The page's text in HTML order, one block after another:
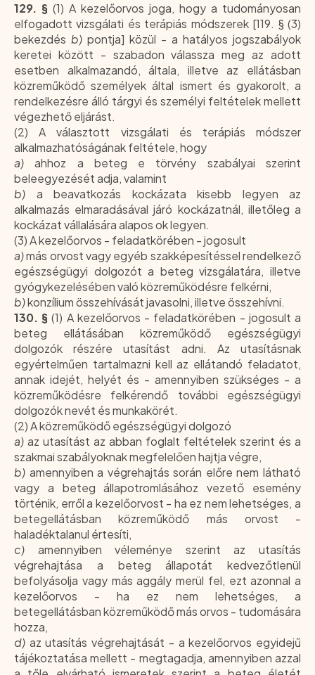
129. § (1) A kezelőorvos joga, hogy a tudományosan
elfogadott vizsgálati és terápiás módszerek [119. § (3)
bekezdés b) pontja] közül - a hatályos jogszabályok
keretei között - szabadon válassza meg az adott
esetben alkalmazandó, általa, illetve az ellátásban
közreműködő személyek által ismert és gyakorolt, a
rendelkezésre álló tárgyi és személyi feltételek mellett
végezhető eljárást.
(2) A választott vizsgálati és terápiás módszer
alkalmazhatóságának feltétele, hogy
a)ahhoz a beteg e törvény szabályai szerint
beleegyezését adja, valamint
b) a beavatkozás kockázata kisebb legyen az
alkalmazás elmaradásával járó kockázatnál, illetőleg a
kockázat vállalására alapos ok legyen.
(3) A kezelőorvos - feladatkörében - jogosult
a)más orvost vagy egyéb szakképesítéssel rendelkező
egészségügyi dolgozót a beteg vizsgálatára, illetve
gyógykezelésében való közreműködésre felkérni,
b)konzílium összehívását javasolni, illetve összehívni.
130. §(1) A kezelőorvos - feladatkörében - jogosult a
beteg ellátásában közreműködő egészségügyi
dolgozók részére utasítást adni. Az utasításnak
egyértelműen tartalmazni kell az ellátandó feladatot,
annak idejét, helyét és - amennyiben szükséges - a
közreműködésre felkérendő további egészségügyi
dolgozók nevét és munkakörét.
(2) A közreműködő egészségügyi dolgozó
a) az utasítást az abban foglalt feltételek szerint és a
szakmai szabályoknak megfelelően hajtja végre,
b) amennyiben a végrehajtás során előre nem látható
vagy a beteg állapotromlásához vezető esemény
történik, erről a kezelőorvost - ha ez nem lehetséges, a
betegellátásban közreműködő más orvost -
haladéktalanul értesíti,
c) amennyiben véleménye szerint az utasítás
végrehajtása a beteg állapotát kedvezőtlenül
befolyásolja vagy más aggály merül fel, ezt azonnal a
kezelőorvos - ha ez nem lehetséges, a
betegellátásban közreműködő más orvos - tudomására
hozza,
d) az utasítás végrehajtását - a kezelőorvos egyidejű
tájékoztatása mellett - megtagadja, amennyiben azzal